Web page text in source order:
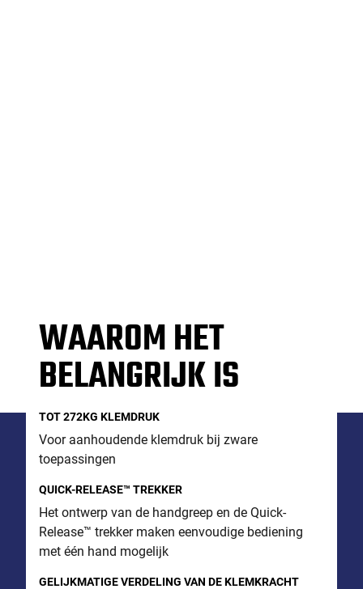
WAAROM HET
BELANGRIJK IS
TOT 272KG KLEMDRUK
Voor aanhoudende klemdruk bij zware
toepassingen
QUICK-RELEASE™ TREKKER
Het ontwerp van de handgreep en de Quick-
Release™ trekker maken eenvoudige bediening
met één hand mogelijk
GELIJKMATIGE VERDELING VAN DE KLEMKRACHT